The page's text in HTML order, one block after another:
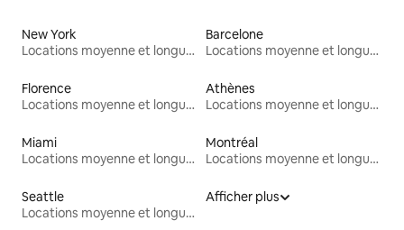
New York
Locations moyenne et longue durée
Barcelone
Locations moyenne et longue durée
Florence
Locations moyenne et longue durée
Athènes
Locations moyenne et longue durée
Miami
Locations moyenne et longue durée
Montréal
Locations moyenne et longue durée
Seattle
Locations moyenne et longue durée
Afficher plus